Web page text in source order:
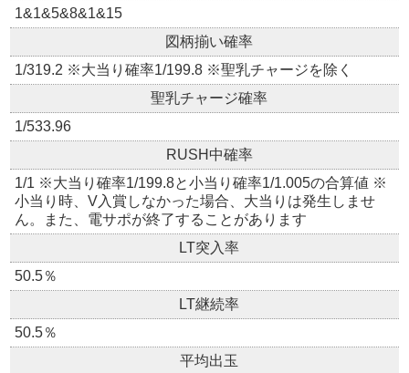
1&1&5&8&1&15
図柄揃い確率
1/319.2 ※大当り確率1/199.8 ※聖乳チャージを除く
聖乳チャージ確率
1/533.96
RUSH中確率
1/1 ※大当り確率1/199.8と小当り確率1/1.005の合算値 ※
小当り時、V入賞しなかった場合、大当りは発生しませ
ん。また、電サポが終了することがあります
LT突入率
50.5％
LT継続率
50.5％
平均出玉